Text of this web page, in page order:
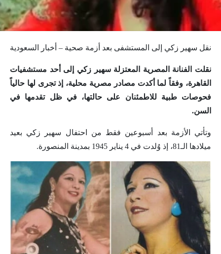
نقل سهير زكي إلى المستشفى بعد أزمة صحية – أخبار السعودية
نقلت الفنانة المصرية المعتزلة سهير زكي إلى أحد مستشفيات
القاهرة، وفقاً لما أكدت مصادر مصرية محلية، إذ تجرى لها حالياً
فحوصات طبية للاطمئنان على حالتها، في ظل تقدمها في
السن.
وتأتي الأزمة بعد أسبوعين فقط من احتفال سهير زكي بعيد
ميلادها الـ81، إذ وُلدت في 4 يناير 1945 بمدينة المنصورة.